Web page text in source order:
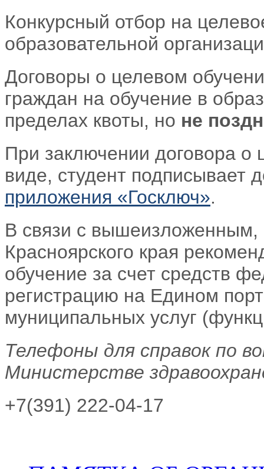
Конкурсный отбор на
образовательной
Договоры о целевом
граждан на обучение в
пределах квоты, но не
При заключении договора о
виде, студент подписывает
приложения «Госключ».
В связи с вышеизложенным,
Красноярского края
обучение за счет средств
регистрацию на Едином
муниципальных услуг
Телефоны для справок по
Министерстве
+7(391) 222-04-17